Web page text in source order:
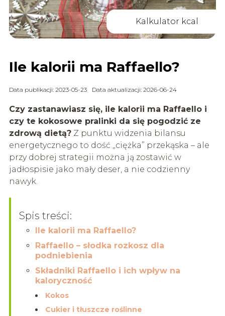
Kalkulator kcal
Ile kalorii ma Raffaello?
Data publikacji: 2023-05-23 Data aktualizacji: 2026-06-24
Czy zastanawiasz się, ile kalorii ma Raffaello i
czy te kokosowe pralinki da się pogodzić ze
zdrową dietą?Z punktu widzenia bilansu
energetycznego to dość „ciężka” przekąska – ale
przy dobrej strategii można ją zostawić w
jadłospisie jako mały deser, a nie codzienny
nawyk.
Spis treści:
Ile kalorii ma Raffaello?
Raffaello – słodka rozkosz dla
podniebienia
Składniki Raffaello i ich wpływ na
kaloryczność
Kokos
Cukier i tłuszcze roślinne